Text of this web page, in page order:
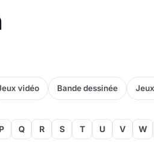
vidéo Bande dessinée
P Q R S T U V W